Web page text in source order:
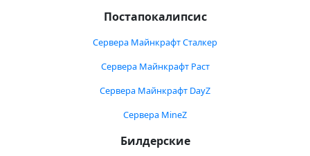
Постапокалипсис
Сервера Майнкрафт Сталкер
Сервера Майнкрафт Раст
Сервера Майнкрафт DayZ
Сервера MineZ
Билдерские